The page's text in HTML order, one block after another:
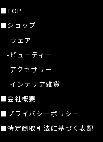
■TOP
■ショップ
-ウェア
-ビューティー
-アクセサリー
-インテリア雑貨
■会社概要
■プライバシーポリシー
■特定商取引法に基づく表記